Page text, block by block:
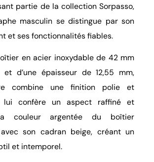
partie de la collection Sorpasso,
masculin se distingue par son
et ses fonctionnalités fiables.
en acier inoxydable de 42 mm
d’une épaisseur de 12,55 mm,
combine une finition polie et
lui confère un aspect raffiné et
couleur argentée du boîtier
avec son cadran beige, créant un
et intemporel.